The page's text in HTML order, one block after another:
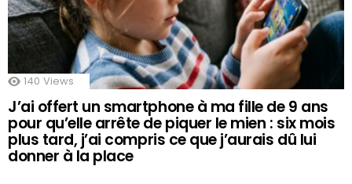
140 Views
J’ai offert un smartphone à ma fille de 9 ans
pour qu’elle arrête de piquer le mien : six mois
plus tard, j’ai compris ce que j’aurais dû lui
donner à la place